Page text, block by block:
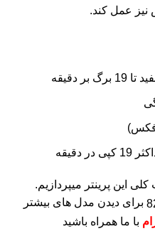
نیز عمل کند.
دقیقه
این پرینتر میپردازیم.
برای دیدن مدل های بیشتر
با ما همراه باشید